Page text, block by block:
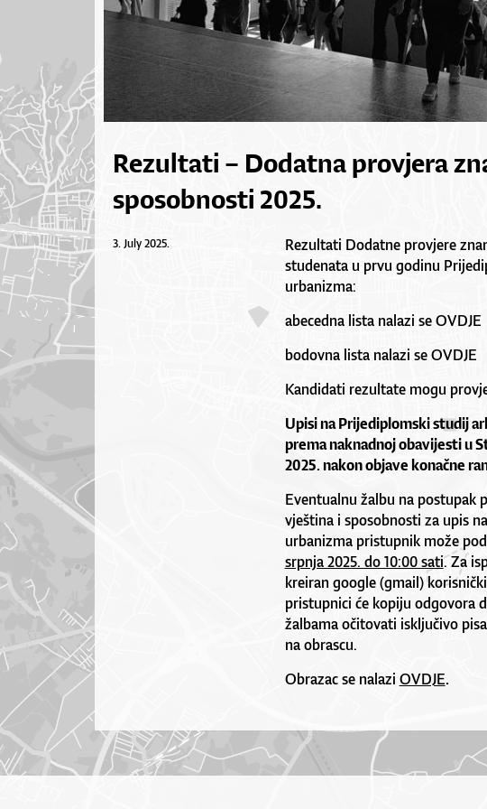
Rezultati – Dodatna provjera
sposobnosti 2025.
3. July 2025.
Rezultati Dodatne provjere
studenata u prvu godinu
urbanizma:
abecedna lista nalazi seOVDJE
bodovna lista nalazi seOVDJE
Kandidati rezultate mogu
Upisi na Prijediplomski studij
prema naknadnoj obavijesti u
2025. nakon objave konačne
Eventualnu žalbu na postupak
vještina i sposobnosti za upis
urbanizma pristupnik može
srpnja 2025. do 10:00 sati. Za
kreiran google (gmail)
pristupnici će kopiju odgovora
žalbama očitovati isključivo
na obrascu.
Obrazac se nalazi OVDJE.